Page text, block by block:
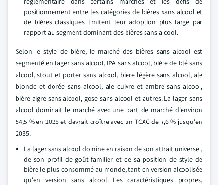
positionnement entre les catégories de bières sans alcool et
de bières classiques limitent leur adoption plus large par
rapport au segment dominant des bières sans alcool.
Selon le style de bière, le marché des bières sans alcool est
segmenté en lager sans alcool, IPA sans alcool, bière de blé sans
alcool, stout et porter sans alcool, bière légère sans alcool, ale
blonde et dorée sans alcool, ale cuivre et ambre sans alcool,
bière aigre sans alcool, gose sans alcool et autres. La lager sans
alcool dominait le marché avec une part de marché d'environ
54,5 % en 2025 et devrait croître avec un TCAC de 7,6 % jusqu'en
2035.
La lager sans alcool domine en raison de son attrait universel,
de son profil de goût familier et de sa position de style de
bière le plus consommé au monde, tant en version alcoolisée
qu'en version sans alcool. Les caractéristiques propres,